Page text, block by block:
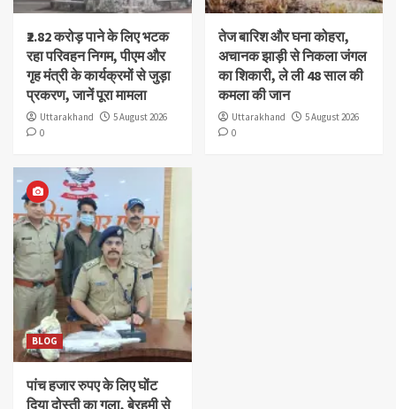
₹2.82 करोड़ पाने के लिए भटक
रहा परिवहन निगम, पीएम और
गृह मंत्री के कार्यक्रमों से जुड़ा
प्रकरण, जानें पूरा मामला
Uttarakhand
5 August 2026
0
तेज बारिश और घना कोहरा,
अचानक झाड़ी से निकला जंगल
का शिकारी, ले ली 48 साल की
कमला की जान
Uttarakhand
5 August 2026
0
BLOG
पांच हजार रुपए के लिए घोंट
दिया दोस्ती का गला, बेरहमी से